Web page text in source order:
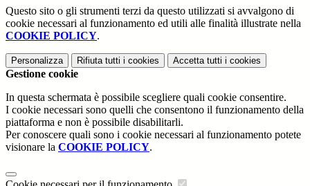
Questo sito o gli strumenti terzi da questo utilizzati si avvalgono di
cookie necessari al funzionamento ed utili alle finalità illustrate nella
COOKIE POLICY.
Personalizza Rifiuta tutti i cookies Accetta tutti i cookies
Gestione cookie
In questa schermata è possibile scegliere quali cookie consentire.
I cookie necessari sono quelli che consentono il funzionamento della
piattaforma e non è possibile disabilitarli.
Per conoscere quali sono i cookie necessari al funzionamento potete
visionare la COOKIE POLICY.